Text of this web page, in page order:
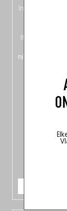
In deze
op de
thema ‘Nord-
nieuwe adressen